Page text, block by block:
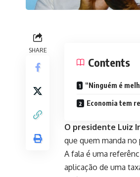
SHARE
Contents
“Ninguém é
Economia tem
O presidente Luiz
que quem manda
A fala é uma
aplicação de uma